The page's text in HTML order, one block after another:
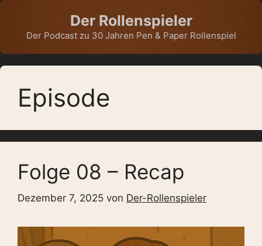
Zum
springen
Der Rollenspieler
Der Podcast zu 30 Jahren Pen & Paper Rollenspiel
Episode
Folge 08 – Recap
Dezember 7, 2025 von Der-Rollenspieler